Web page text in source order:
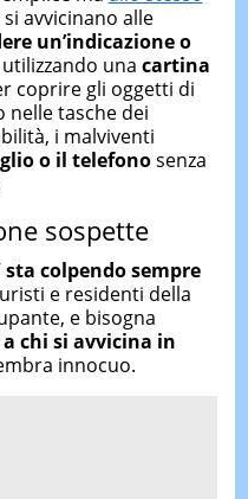
avvicinano alle
un’indicazione o
utilizzando una cartina
coprire gli oggetti di
nelle tasche dei
i malviventi
o il telefonosenza
sospette
sta colpendo sempre
e residenti della
e bisogna
chi si avvicina in
innocuo.